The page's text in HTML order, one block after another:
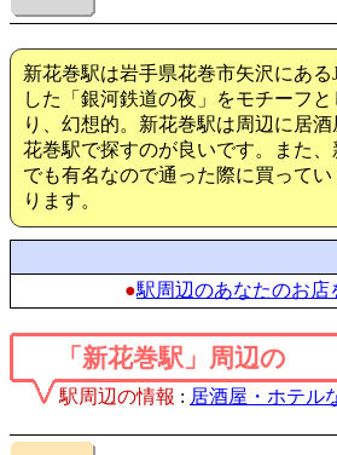
新花巻駅は岩手県花巻市矢沢にあ
した「銀河鉄道の夜」をモチーフ
り、幻想的。新花巻駅は周辺に居
花巻駅で探すのが良いです。また
でも有名なので通った際に買って
ります。
●駅周辺のあなたのお
「新花巻駅」周辺の
駅周辺の情報 : 居酒屋・ホテル